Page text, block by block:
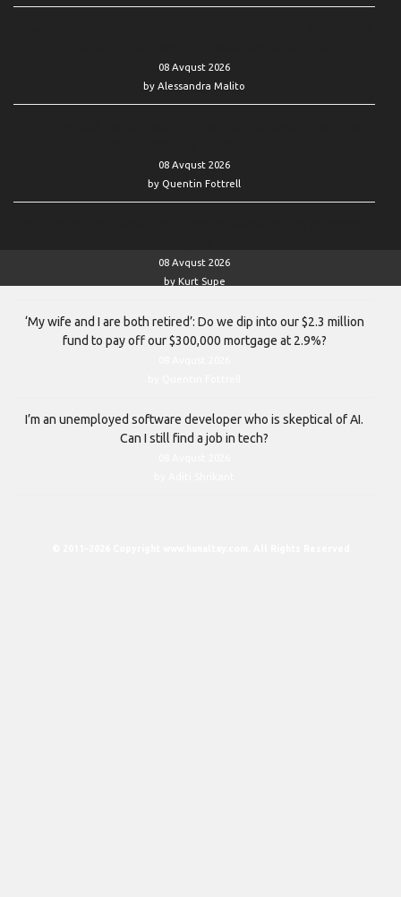
08 Avqust 2026
by Alessandra Malito
08 Avqust 2026
by Quentin Fottrell
08 Avqust 2026
by Kurt Supe
‘My wife and I are both retired’: Do we dip into our $2.3 million
fund to pay off our $300,000 mortgage at 2.9%?
I’m an unemployed software developer who is skeptical of AI.
Can I still find a job in tech?